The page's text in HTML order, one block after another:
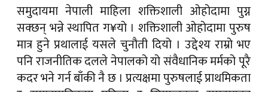
समुदायमा नेपाली माहिला शक्तिशाली ओहोदामा पुग्न
सक्छन् भन्ने स्थापित ग¥यो । शक्तिशाली ओहोदामा पुरुष
मात्र हुने प्रथालाई यसले चुनौती दियो । उद्देश्य राम्रो भए
पनि राजनीतिक दलले नेपालको यो संवैधानिक मर्मको पूरै
कदर भने गर्न बाँकी नै छ । प्रत्यक्षमा पुरुषलाई प्राथमिकता